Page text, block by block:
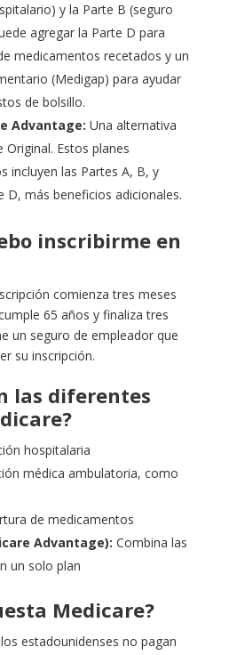
y la Parte B (seguro
agregar la Parte D para
medicamentos recetados y un
(Medigap) para ayudar
de bolsillo.
Advantage: Una alternativa
Original. Estos planes
incluyen las Partes A, B, y
D, más beneficios adicionales.
inscribirme en
comienza tres meses
65 años y finaliza tres
un seguro de empleador que
su inscripción.
las diferentes
hospitalaria
médica ambulatoria, como
de medicamentos
Advantage): Combina las
un solo plan
Medicare?
estadounidenses no pagan